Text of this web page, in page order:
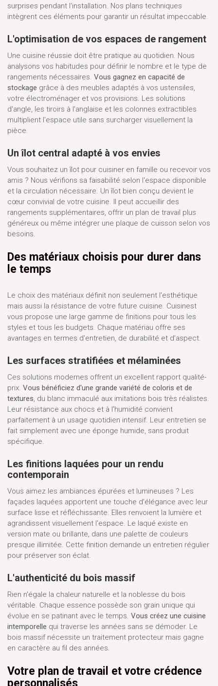
surprises pendant l'installation. Nos plans techniques
intègrent ces éléments pour garantir un résultat impeccable.
L'optimisation de vos espaces de rangement
Une cuisine réussie doit être pratique au quotidien. Nous
analysons vos habitudes pour définir le nombre et le type de
rangements nécessaires. Vous gagnez en capacité de
stockage grâce à des meubles adaptés à vos ustensiles,
votre électroménager et vos provisions. Les solutions
d'angle, les tiroirs à l'anglaise et les colonnes extractibles
multiplient l'espace utile sans surcharger visuellement la
pièce.
Un îlot central adapté à vos envies
Vous souhaitez un îlot pour cuisiner en famille ou recevoir vos
amis ? Nous vérifions sa faisabilité selon l'espace disponible
et la circulation nécessaire. Un îlot bien conçu devient le
cœur convivial de votre cuisine. Il peut accueillir des
rangements supplémentaires, offrir un plan de travail plus
généreux ou même intégrer une plaque de cuisson selon vos
besoins.
Des matériaux choisis pour durer dans
le temps
Le choix des matériaux définit non seulement l'esthétique
mais aussi la résistance de votre future cuisine. Cuisinest
vous propose une large gamme de finitions pour tous les
styles et tous les budgets. Chaque matériau offre ses
avantages en termes d'entretien, de durabilité et d'aspect.
Les surfaces stratifiées et mélaminées
Ces solutions modernes offrent un excellent rapport qualité-
prix. Vous bénéficiez d'une grande variété de coloris et de
textures , du blanc immaculé aux imitations bois très réalistes.
Leur résistance aux chocs et à l'humidité convient
parfaitement à un usage quotidien intensif. Leur entretien se
fait simplement avec une éponge humide, sans produit
spécifique.
Les finitions laquées pour un rendu
contemporain
Vous aimez les ambiances épurées et lumineuses ? Les
façades laquées apportent une touche d'élégance avec leur
surface lisse et réfléchissante. Elles renvoient la lumière et
agrandissent visuellement l'espace. Le laqué existe en
version mate ou brillante, dans une palette de couleurs
presque illimitée. Cette finition demande un entretien régulier
pour préserver son éclat.
L'authenticité du bois massif
Rien n'égale la chaleur naturelle et la noblesse du bois
véritable. Chaque essence possède son grain unique qui
évolue en se patinant avec le temps. Vous créez une cuisine
intemporelle qui traverse les années sans se démoder. Le
bois massif nécessite un traitement protecteur mais gagne
en caractère au fil des années.
Votre plan de travail et votre crédence
personnalisés